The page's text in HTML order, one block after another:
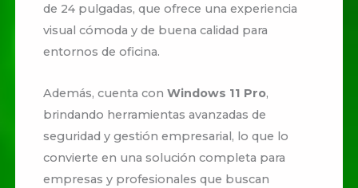
de 24 pulgadas, que ofrece una experiencia
visual cómoda y de buena calidad para
entornos de oficina.
Además, cuenta conWindows 11 Pro,
brindando herramientas avanzadas de
seguridad y gestión empresarial, lo que lo
convierte en una solución completa para
empresas y profesionales que buscan